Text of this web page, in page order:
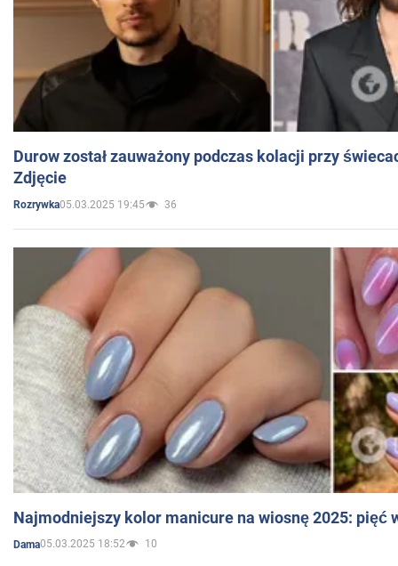
Durow został zauważony podczas kolacji przy
Zdjęcie
Rozrywka05.03.2025 19:45 36
Najmodniejszy kolor manicure na wiosnę 2025: pięć
Dama05.03.2025 18:52 10